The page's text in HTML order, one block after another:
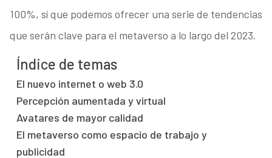
100%, sí que podemos ofrecer una serie de tendencias
que serán clave para el metaverso a lo largo del 2023.
Índice de temas
El nuevo internet o web 3.0
Percepción aumentada y virtual
Avatares de mayor calidad
El metaverso como espacio de trabajo y
publicidad